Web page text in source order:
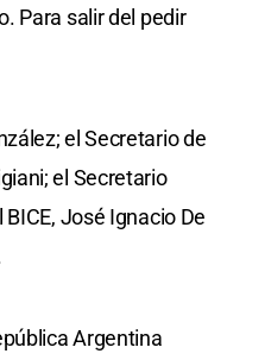
Para salir del pedir
el Secretario de
el Secretario
José Ignacio De
Argentina